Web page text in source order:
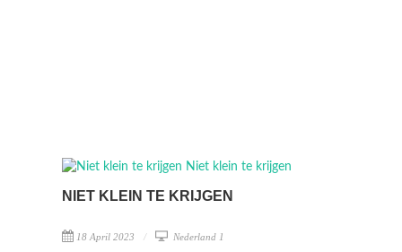
NIET KLEIN TE KRIJGEN
18 April 2023 Nederland 1